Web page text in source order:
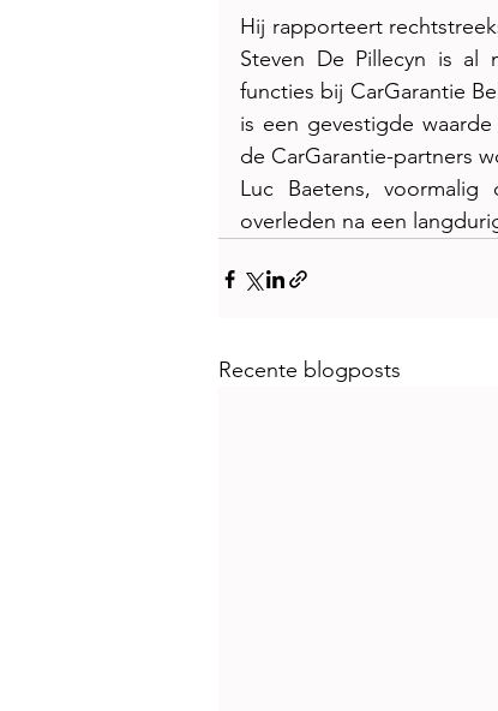
Hij rapporteert
Steven De Pillecyn is al
functies bij CarGarantie
is een gevestigde
de CarGarantie-partners
Luc Baetens,
overleden na een
Recente blogposts